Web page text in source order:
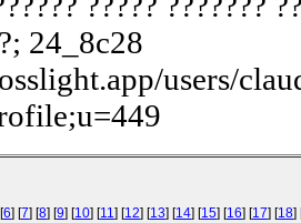
24_8c28
users/
6] [7] [8] [9] [10] [11] [12] [13] [14] [15] [16] [17] [18]